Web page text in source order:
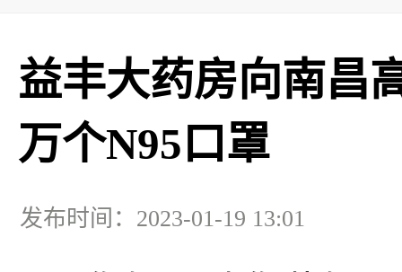
益丰大药房向南昌
万个N95口罩
发布时间：2023-01-19 13:01